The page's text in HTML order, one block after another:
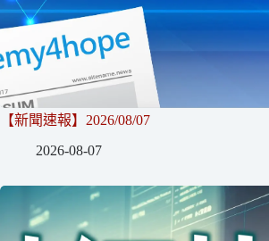
【新聞速報】2026/08/07
2026-08-07